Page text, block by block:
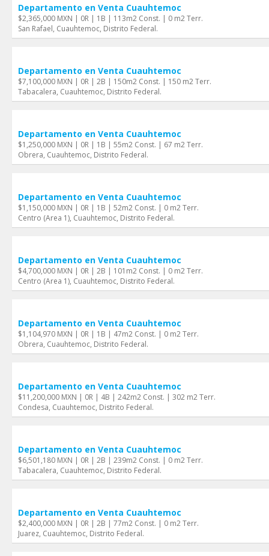
Departamento en Venta Cuauhtemoc
$2,365,000 MXN | 0R | 1B | 113m2 Const. | 0 m2 Terr.
San Rafael, Cuauhtemoc, Distrito Federal.
Departamento en Venta Cuauhtemoc
$7,100,000 MXN | 0R | 2B | 150m2 Const. | 150 m2 Terr.
Tabacalera, Cuauhtemoc, Distrito Federal.
Departamento en Venta Cuauhtemoc
$1,250,000 MXN | 0R | 1B | 55m2 Const. | 67 m2 Terr.
Obrera, Cuauhtemoc, Distrito Federal.
Departamento en Venta Cuauhtemoc
$1,150,000 MXN | 0R | 1B | 52m2 Const. | 0 m2 Terr.
Centro (Area 1), Cuauhtemoc, Distrito Federal.
Departamento en Venta Cuauhtemoc
$4,700,000 MXN | 0R | 2B | 101m2 Const. | 0 m2 Terr.
Centro (Area 1), Cuauhtemoc, Distrito Federal.
Departamento en Venta Cuauhtemoc
$1,104,970 MXN | 0R | 1B | 47m2 Const. | 0 m2 Terr.
Obrera, Cuauhtemoc, Distrito Federal.
Departamento en Venta Cuauhtemoc
$11,200,000 MXN | 0R | 4B | 242m2 Const. | 302 m2 Terr.
Condesa, Cuauhtemoc, Distrito Federal.
Departamento en Venta Cuauhtemoc
$6,501,180 MXN | 0R | 2B | 239m2 Const. | 0 m2 Terr.
Tabacalera, Cuauhtemoc, Distrito Federal.
Departamento en Venta Cuauhtemoc
$2,400,000 MXN | 0R | 2B | 77m2 Const. | 0 m2 Terr.
Juarez, Cuauhtemoc, Distrito Federal.